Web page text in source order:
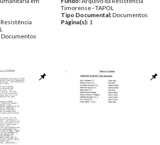
Documentos
Timorense - TAPOL
Tipo Documental:Documentos
Página(s): 1